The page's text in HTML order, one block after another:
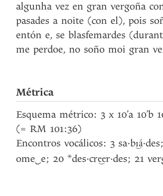
algunha vez en gran vergoña
pasades a noite (con el), pois
entón e, se blasfemardes
me perdoe, no soño moi gran
Métrica
Esquema métrico: 3 x 10’a 10’b
(= RM 101:36)
Encontros vocálicos: 3 sa·bi͜á
ome ‿e; 20 *des·cre͜er·des; 21